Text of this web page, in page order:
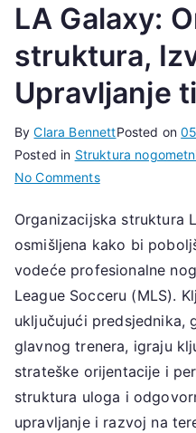
LA Galaxy:
struktura,
Upravljanje
ByClara BennettPosted on
Posted in Struktura
No Commentson
Galaxy:
Organizacijska
struktura,
Izvršne
uloge,
Upravljanje
timom
Organizacijska struktura
osmišljena kako bi
vodeće profesionalne
League Socceru (MLS).
uključujući predsjednika,
glavnog trenera, igraju
strateške orijentacije i
struktura uloga i
upravljanje i razvoj na